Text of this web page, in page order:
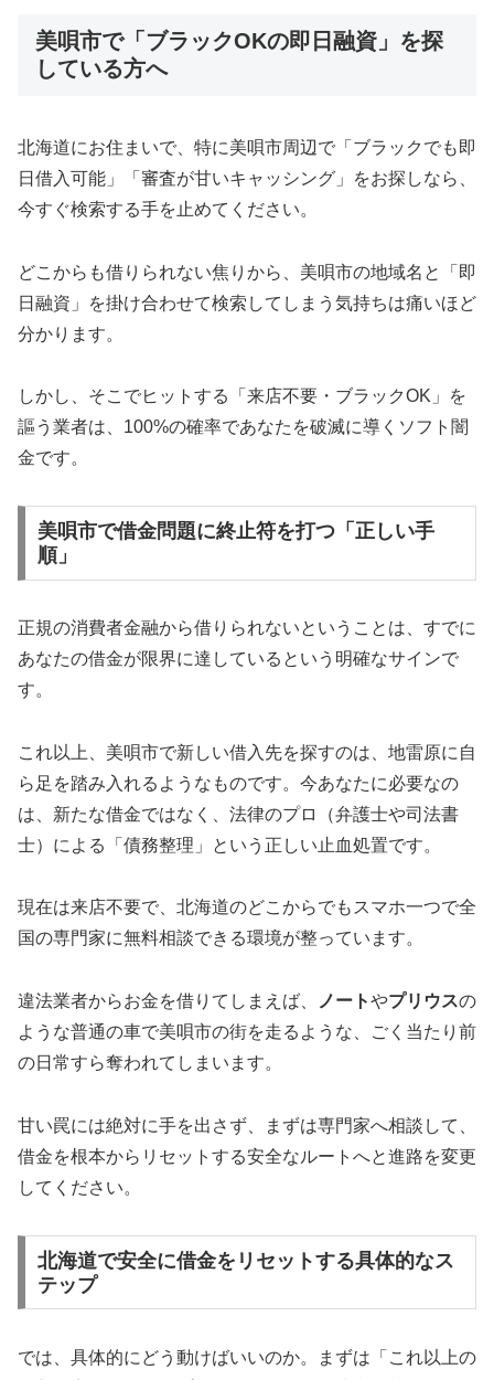
美唄市で「ブラックOKの即日融資」を探
している方へ
北海道にお住まいで、特に美唄市周辺で「ブラックでも即
日借入可能」「審査が甘いキャッシング」をお探しなら、
今すぐ検索する手を止めてください。
どこからも借りられない焦りから、美唄市の地域名と「即
日融資」を掛け合わせて検索してしまう気持ちは痛いほど
分かります。
しかし、そこでヒットする「来店不要・ブラックOK」を
謳う業者は、100%の確率であなたを破滅に導くソフト闇
金です。
美唄市で借金問題に終止符を打つ「正しい手
順」
正規の消費者金融から借りられないということは、すでに
あなたの借金が限界に達しているという明確なサインで
す。
これ以上、美唄市で新しい借入先を探すのは、地雷原に自
ら足を踏み入れるようなものです。今あなたに必要なの
は、新たな借金ではなく、法律のプロ（弁護士や司法書
士）による「債務整理」という正しい止血処置です。
現在は来店不要で、北海道のどこからでもスマホ一つで全
国の専門家に無料相談できる環境が整っています。
違法業者からお金を借りてしまえば、 ノートやプリウスの
ような普通の車で美唄市の街を走るような、ごく当たり前
の日常すら奪われてしまいます。
甘い罠には絶対に手を出さず、まずは専門家へ相談して、
借金を根本からリセットする安全なルートへと進路を変更
してください。
北海道で安全に借金をリセットする具体的なス
テップ
では、具体的にどう動けばいいのか。まずは「これ以上の